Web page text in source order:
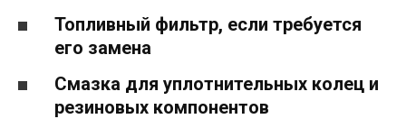
Топливный фильтр, если требуется
его замена
Смазка для уплотнительных колец и
резиновых компонентов